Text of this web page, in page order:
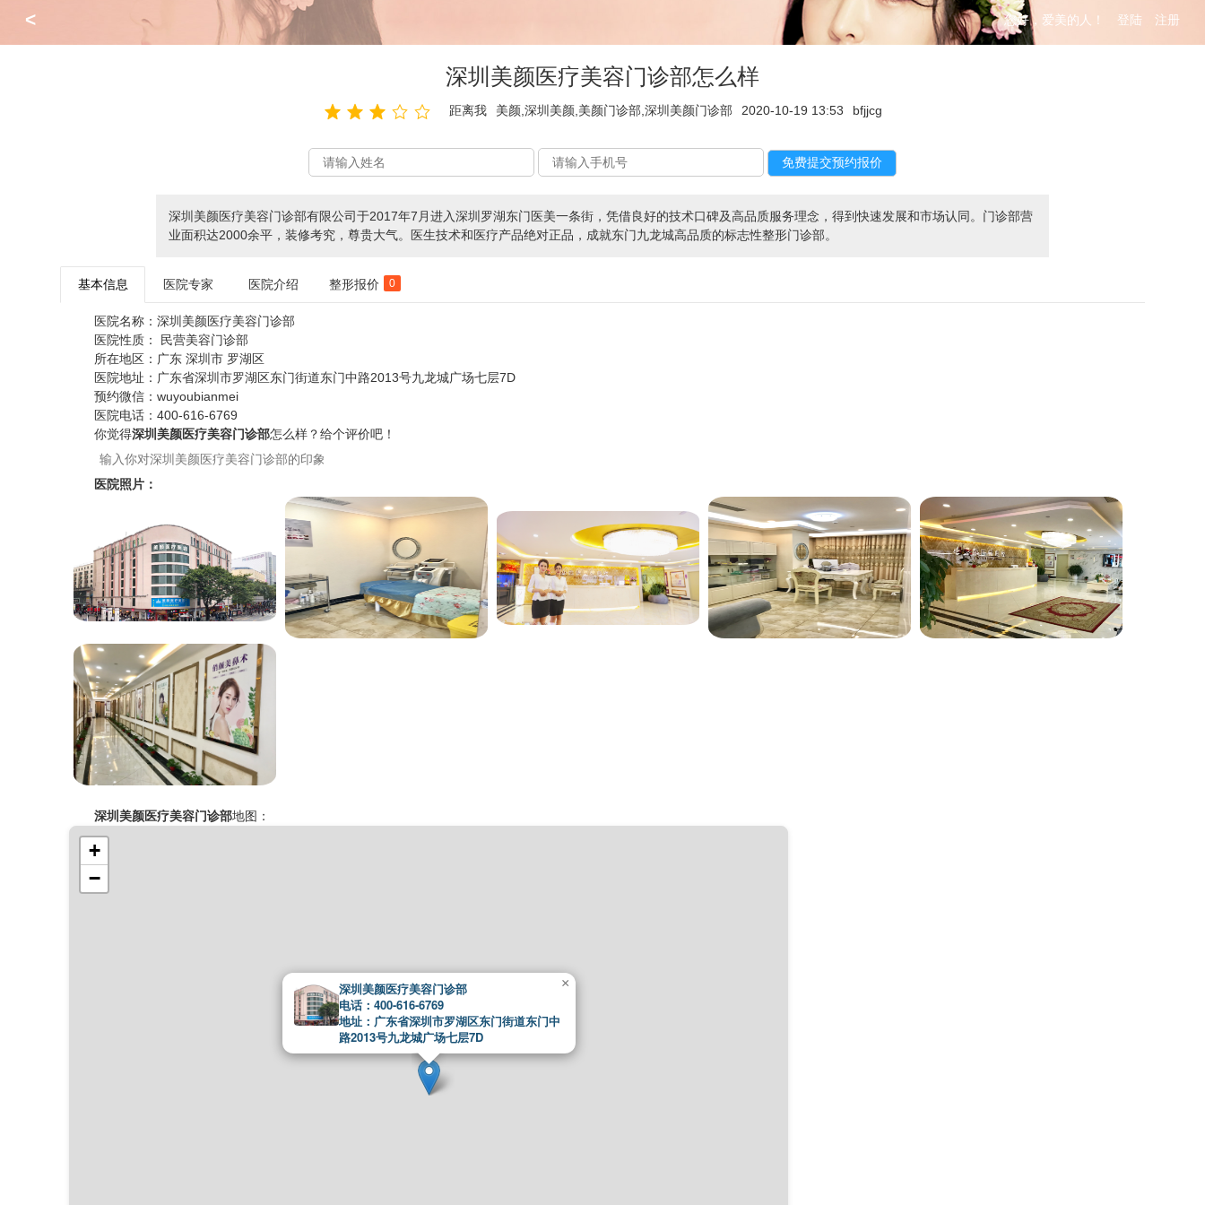
< 您好，爱美的人！ 登陆 注册
深圳美颜医疗美容门诊部怎么样
距离我 美颜,深圳美颜,美颜门诊部,深圳美颜门诊部 2020-10-19 13:53 bfjjcg
深圳美颜医疗美容门诊部有限公司于2017年7月进入深圳罗湖东门医美一条街，凭借良好的技术口碑及高品质服务理念，得到快速发展和市场认同。门诊部营
业面积达2000余平，装修考究，尊贵大气。医生技术和医疗产品绝对正品，成就东门九龙城高品质的标志性整形门诊部。
基本信息 医院专家 医院介绍 整形报价 0
医院名称：深圳美颜医疗美容门诊部
医院性质：
民营美容门诊部
所在地区： 广东 深圳市 罗湖区
医院地址： 广东省深圳市罗湖区东门街道东门中路2013号九龙城广场七层7D
预约微信：wuyoubianmei
医院电话：400-616-6769
你觉得深圳美颜医疗美容门诊部怎么样？给个评价吧！
医院照片：
深圳美颜医疗美容门诊部地图：
深圳美颜医疗美容门诊部
电话：400-616-6769
地址：广东省深圳市罗湖区东门街道东门中
路2013号九龙城广场七层7D
×
+
−